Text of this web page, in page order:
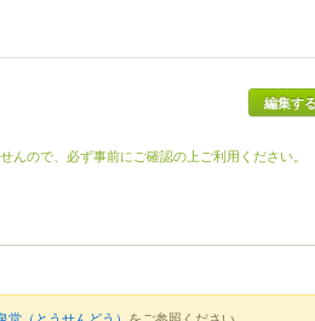
んので、必ず事前にご確認の上ご利用ください。